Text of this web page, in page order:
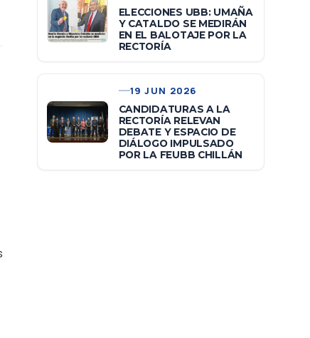
ELECCIONES UBB: UMAÑA
Y CATALDO SE MEDIRÁN
EN EL BALOTAJE POR LA
RECTORÍA
19 JUN 2026
CANDIDATURAS A LA
RECTORÍA RELEVAN
DEBATE Y ESPACIO DE
DIÁLOGO IMPULSADO
POR LA FEUBB CHILLÁN